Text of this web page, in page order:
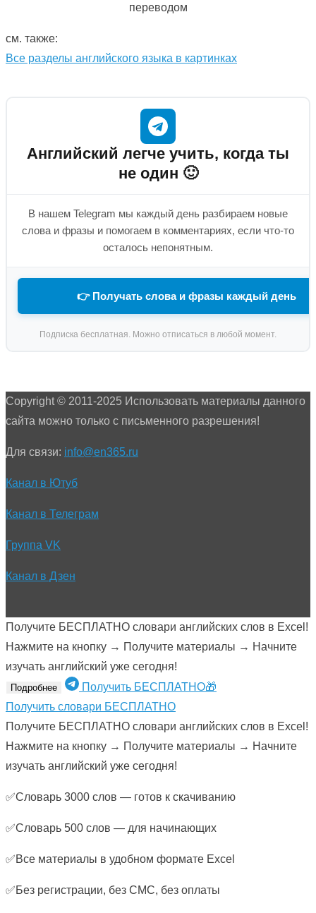
см. также:
Все разделы английского языка в картинках
Английский легче учить, когда ты
не один 🙂
В нашем Telegram мы каждый день разбираем новые
слова и фразы и помогаем в комментариях, если что-то
осталось непонятным.
👉 Получать слова и фразы каждый день
Подписка бесплатная. Можно отписаться в любой момент.
Copyright © 2011-2025 Использовать материалы данного
сайта можно только с письменного разрешения!
Для связи: info@en365.ru
Канал в Ютуб
Канал в Телеграм
Группа VK
Канал в Дзен
Получите БЕСПЛАТНО словари английских слов в Excel!
Нажмите на кнопку → Получите материалы → Начните
изучать английский уже сегодня!
Подробнее
Получить БЕСПЛАТНО🎁
Получить словари БЕСПЛАТНО
Получите БЕСПЛАТНО словари английских слов в Excel!
Нажмите на кнопку → Получите материалы → Начните
изучать английский уже сегодня!
✅Словарь 3000 слов — готов к скачиванию
✅Словарь 500 слов — для начинающих
✅Все материалы в удобном формате Excel
✅Без регистрации, без СМС, без оплаты